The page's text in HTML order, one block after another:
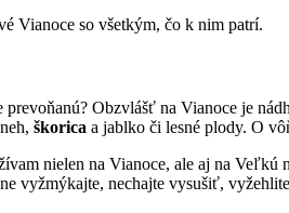
Vianoce so všetkým, čo k nim patrí.
Obzvlášť na Vianoce je
škorica a jablko či lesné plody. O
nielen na Vianoce, ale aj na Veľkú
vyžmýkajte, nechajte vysušiť,